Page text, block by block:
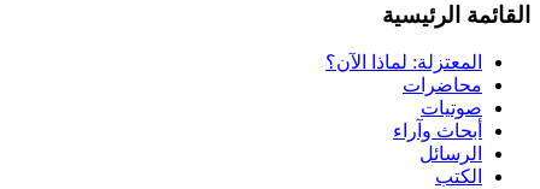
القائمة الرئيسية
المعتزلة: لماذا الآن؟
محاضرات
صوتيات
أبحاث وآراء
الرسائل
الكتب